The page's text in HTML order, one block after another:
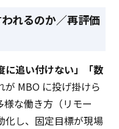
れるのか／再評価
に追い付けない」「数
れが MBO に投げ掛けら
な働き方（リモー
化し、固定目標が現場